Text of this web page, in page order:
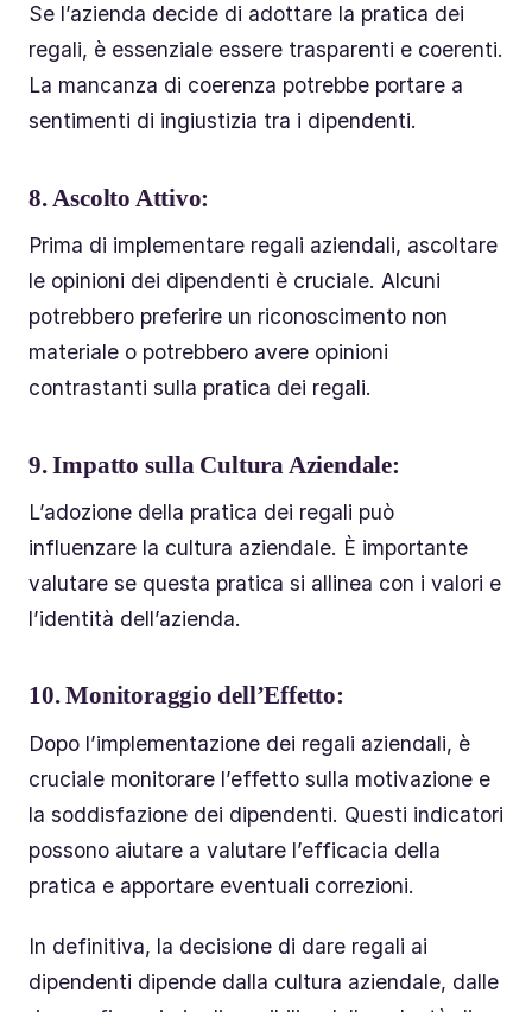
Se l’azienda decide di adottare la pratica dei
regali, è essenziale essere trasparenti e coerenti.
La mancanza di coerenza potrebbe portare a
sentimenti di ingiustizia tra i dipendenti.
8. Ascolto Attivo:
Prima di implementare regali aziendali, ascoltare
le opinioni dei dipendenti è cruciale. Alcuni
potrebbero preferire un riconoscimento non
materiale o potrebbero avere opinioni
contrastanti sulla pratica dei regali.
9.Impatto sulla Cultura Aziendale:
L’adozione della pratica dei regali può
influenzare la cultura aziendale. È importante
valutare se questa pratica si allinea con i valori e
l’identità dell’azienda.
10.Monitoraggio dell’Effetto:
Dopo l’implementazione dei regali aziendali, è
cruciale monitorare l’effetto sulla motivazione e
la soddisfazione dei dipendenti. Questi indicatori
possono aiutare a valutare l’efficacia della
pratica e apportare eventuali correzioni.
In definitiva, la decisione di dare regali ai
dipendenti dipende dalla cultura aziendale, dalle